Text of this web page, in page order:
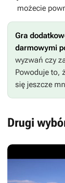
możecie
Gra
darmowymi
wyzwań czy
Powoduje to,
się jeszcze
Drugi